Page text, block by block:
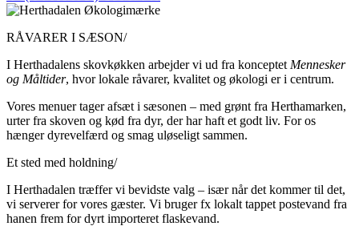
RÅVARER I SÆSON/
I Herthadalens skovkøkken arbejder vi ud fra konceptet Mennesker
og Måltider, hvor lokale råvarer, kvalitet og økologi er i centrum.
Vores menuer tager afsæt i sæsonen – med grønt fra Herthamarken,
urter fra skoven og kød fra dyr, der har haft et godt liv. For os
hænger dyrevelfærd og smag uløseligt sammen.
Et sted med holdning/
I Herthadalen træffer vi bevidste valg – især når det kommer til det,
vi serverer for vores gæster. Vi bruger fx lokalt tappet postevand fra
hanen frem for dyrt importeret flaskevand.